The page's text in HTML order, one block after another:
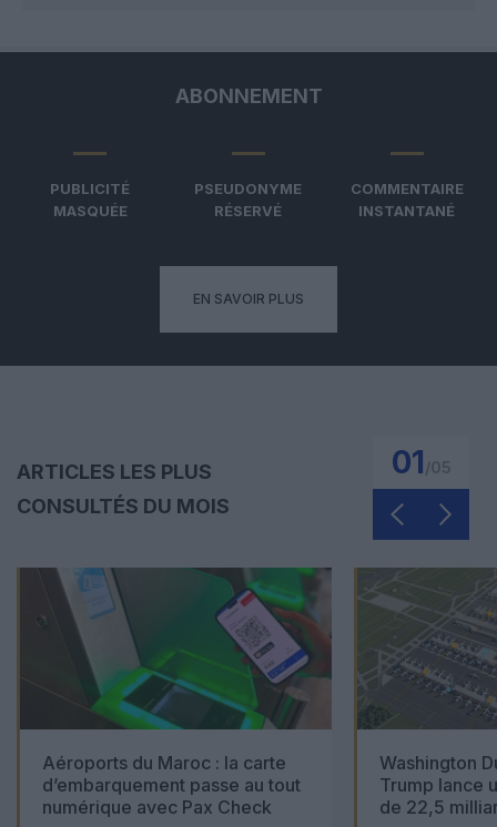
ABONNEMENT
PUBLICITÉ
MASQUÉE
PSEUDONYME
RÉSERVÉ
COMMENTAIRE
INSTANTANÉ
EN SAVOIR PLUS
ARTICLES LES PLUS
CONSULTÉS DU MOIS
01
Aéroports du Maroc : la carte
d’embarquement passe au tout
numérique avec Pax Check
Washington
Trump lance
de 22,5